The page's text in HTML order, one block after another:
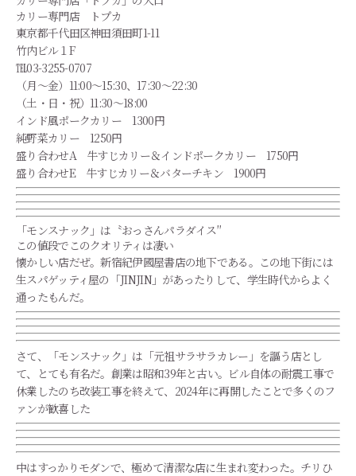
カリー専門店 トプカ
東京都千代田区神田須田町1-11
竹内ビル１F
℡03-3255-0707
（月～金）11:00～15:30、17:30～22:30
（土・日・祝）11:30～18:00
インド風ポークカリー 1300円
純野菜カリー 1250円
盛り合わせA 牛すじカリー＆インドポークカリー 1750円
盛り合わせE 牛すじカリー＆バターチキン 1900円
「モンスナック」は〝おっさんパラダイス″
この値段でこのクオリティは凄い
懐かしい店だぜ。新宿紀伊國屋書店の地下である。この地下街には
生スパゲッティ屋の「JINJIN」があったりして、学生時代からよく
通ったもんだ。
さて、「モンスナック」は「元祖サラサラカレー」を謳う店とし
て、とても有名だ。創業は昭和39年と古い。ビル自体の耐震工事で
休業したのち改装工事を終えて、2024年に再開したことで多くのフ
ァンが歓喜した
中はすっかりモダンで、極めて清潔な店に生まれ変わった。チリひ